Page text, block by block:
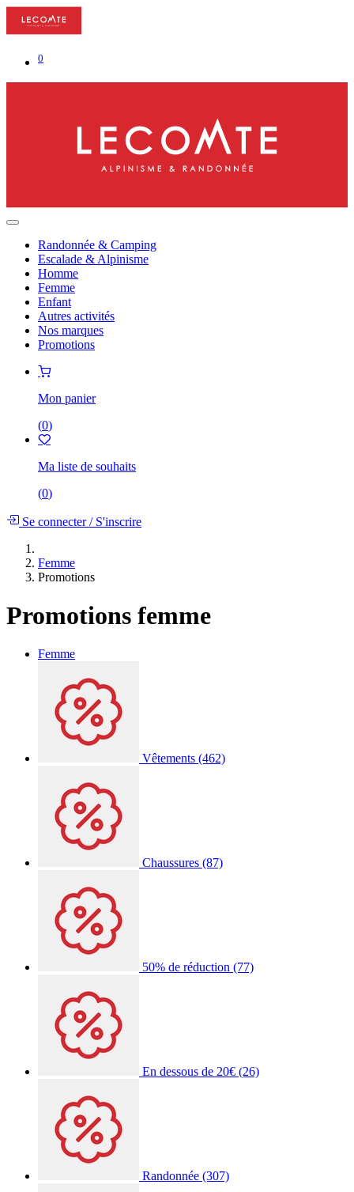
0
Randonnée & Camping
Escalade & Alpinisme
Homme
Femme
Enfant
Autres activités
Nos marques
Promotions
Mon panier
(0)
Ma liste de souhaits
(0)
Se connecter/S'inscrire
Femme
Promotions
Promotions femme
Femme
Vêtements (462)
Chaussures (87)
50% de réduction (77)
En dessous de 20€ (26)
Randonnée (307)